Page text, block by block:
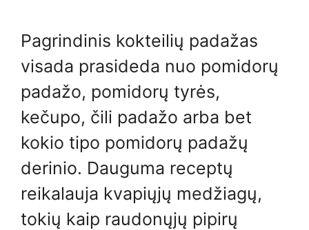
Pagrindinis kokteilių padažas
visada prasideda nuo pomidorų
padažo, pomidorų tyrės,
kečupo, čili padažo arba bet
kokio tipo pomidorų padažų
derinio. Dauguma receptų
reikalauja kvapiųjų medžiagų,
tokių kaip raudonųjų pipirų